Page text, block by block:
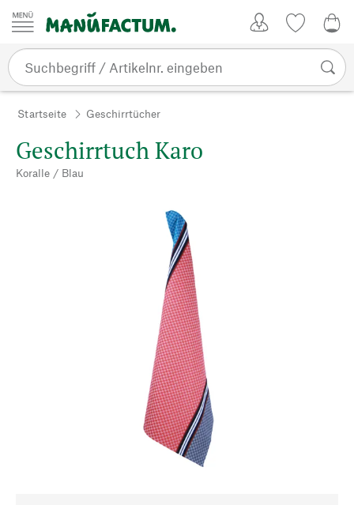
Zum Inhalt springen
Startseite Geschirrtücher
Geschirrtuch Karo
Koralle / Blau